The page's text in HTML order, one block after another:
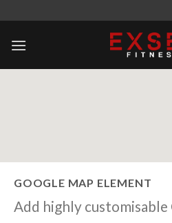
to
content
GOOGLE MAP ELEMENT
Add highly